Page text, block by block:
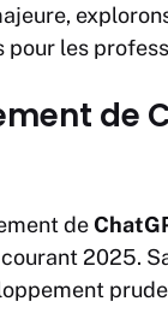
les
de
de
2025.